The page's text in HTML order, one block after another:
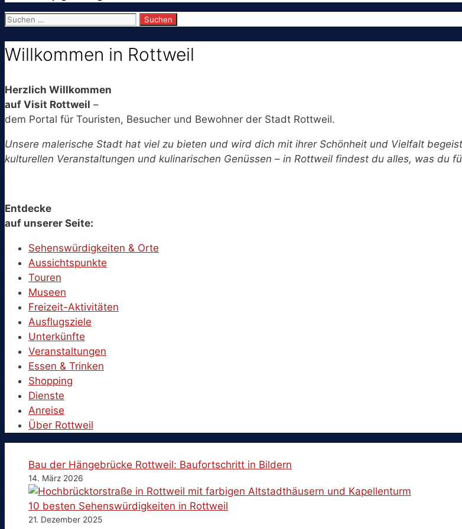
Suchen
Willkommen in Rottweil
Herzlich Willkommen
auf Visit Rottweil –
dem Portal für Touristen, Besucher und Bewohner der Stadt Rottweil.
Unsere malerische Stadt hat viel zu bieten und wird dich mit ihrer Schönheit und Vielfalt
kulturellen Veranstaltungen und kulinarischen Genüssen – in Rottweil findest du alles, was du
Entdecke
auf unserer Seite:
Sehenswürdigkeiten & Orte
Aussichtspunkte
Touren
Museen
Freizeit-Aktivitäten
Ausflugsziele
Unterkünfte
Veranstaltungen
Essen & Trinken
Shopping
Dienste
Anreise
Über Rottweil
Bau der Hängebrücke Rottweil: Baufortschritt in Bildern
14. März 2026
10 besten Sehenswürdigkeiten in Rottweil
21. Dezember 2025